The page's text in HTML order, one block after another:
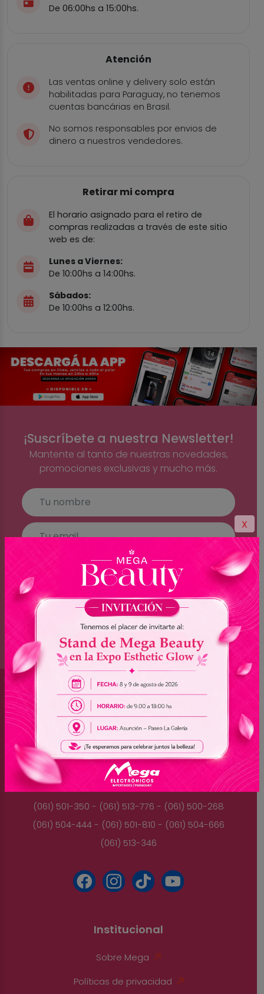
X
De 06:00hs a 15:00hs.
Atención
Las ventas online y delivery solo están
habilitadas para Paraguay, no tenemos
cuentas bancárias en Brasil.
No somos responsables por envios de
dinero a nuestros vendedores.
Retirar mi compra
El horario asignado para el retiro de
compras realizadas a través de este sitio
web es de:
Lunes a Viernes:
De 10:00hs a 14:00hs.
Sábados:
De 10:00hs a 12:00hs.
¡Suscríbete a nuestra Newsletter!
Mantente al tanto de nuestras novedades,
promociones exclusivas y mucho más.
Brasil
(045) 3528-9053 - (045) 3528-8462
(045) 3025-7072 - (045) 3025-7736
(045) 3025-7713
Paraguay
(061) 501-350 - (061) 513-776 - (061) 500-268
(061) 504-444 - (061) 501-810 - (061) 504-666
(061) 513-346
Institucional
Sobre Mega
Políticas de privacidad